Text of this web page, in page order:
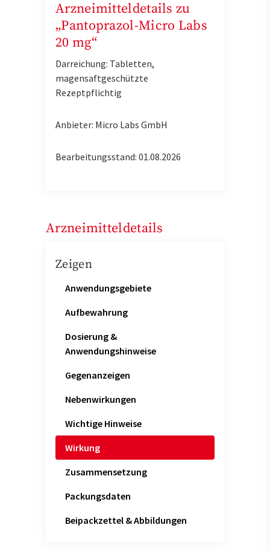
Arzneimitteldetails zu
„Pantoprazol-Micro Labs
20 mg“
Darreichung: Tabletten,
magensaftgeschützte
Rezeptpflichtig
Anbieter: Micro Labs GmbH
Bearbeitungsstand: 01.08.2026
Arzneimitteldetails
Zeigen
Anwendungsgebiete
Aufbewahrung
Dosierung &
Anwendungshinweise
Gegenanzeigen
Nebenwirkungen
Wichtige Hinweise
Wirkung
Zusammensetzung
Packungsdaten
Beipackzettel & Abbildungen